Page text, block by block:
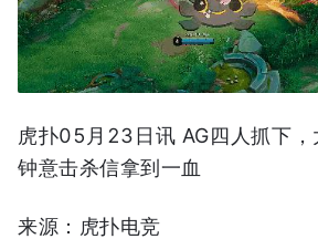
虎扑05月23日讯 AG四人抓下，
钟意击杀信拿到一血
来源：虎扑电竞